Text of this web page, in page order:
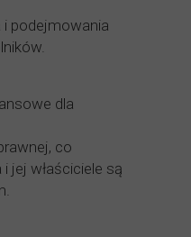
i podejmowania
dla
co
i jej właściciele są